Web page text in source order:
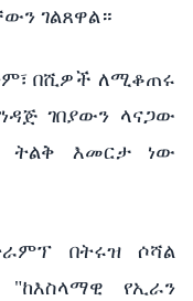
ገልጸዋል።
በሺዎች ለሚቆጠሩ
ገበያውን ላናጋው
እመርታ ነው
በትሩዝ ሶሻል
የኢራን